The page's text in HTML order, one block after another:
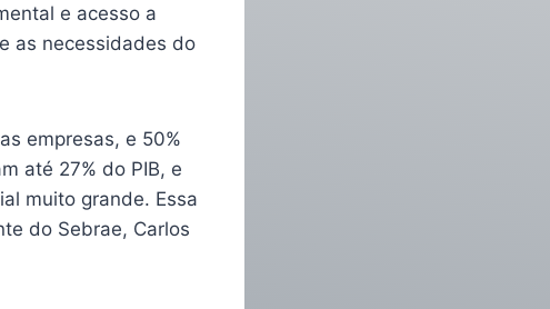
e acesso a
as necessidades do
empresas, e 50%
até 27% do PIB, e
muito grande. Essa
do Sebrae, Carlos